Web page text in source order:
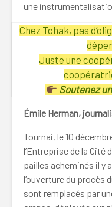
une
Chez Tchak, pas
Juste une
Soutenez
Émile Herman,
Tournai, le 10
l’Entreprise de la Cité
pailles acheminés il y
l’ouverture du procès
sont remplacés par